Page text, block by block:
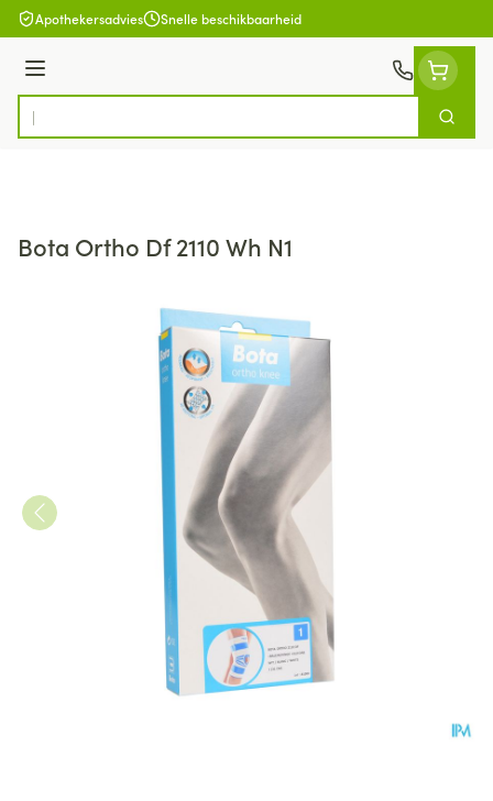
Ga naar de inhoud
Apothekersadvies Snelle beschikbaarheid
Menu
Product, merk, categorie...
Zoek
Bota Ortho Df 2110 Wh N1